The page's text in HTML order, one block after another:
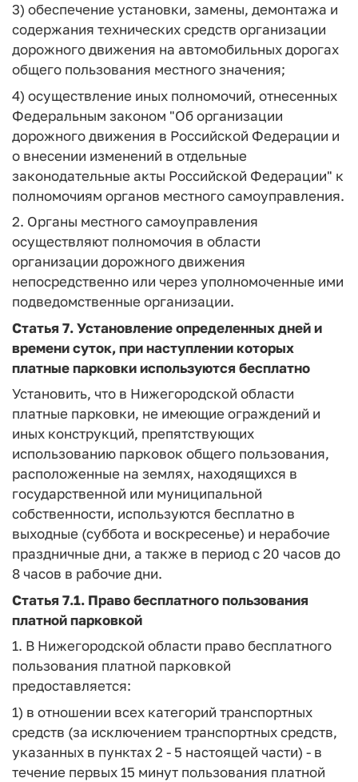
3) обеспечение установки, замены, демонтажа и
содержания технических средств организации
дорожного движения на автомобильных дорогах
общего пользования местного значения;
4) осуществление иных полномочий, отнесенных
Федеральным законом "Об организации
дорожного движения в Российской Федерации и
о внесении изменений в отдельные
законодательные акты Российской Федерации" к
полномочиям органов местного самоуправления.
2. Органы местного самоуправления
осуществляют полномочия в области
организации дорожного движения
непосредственно или через уполномоченные ими
подведомственные организации.
Статья 7.Установление определенных дней и
времени суток, при наступлении которых
платные парковки используются бесплатно
Установить, что в Нижегородской области
платные парковки, не имеющие ограждений и
иных конструкций, препятствующих
использованию парковок общего пользования,
расположенные на землях, находящихся в
государственной или муниципальной
собственности, используются бесплатно в
выходные (суббота и воскресенье) и нерабочие
праздничные дни, а также в период с 20 часов до
8 часов в рабочие дни.
Статья 7.1. Право бесплатного пользования
платной парковкой
1. В Нижегородской области право бесплатного
пользования платной парковкой
предоставляется:
1) в отношении всех категорий транспортных
средств (за исключением транспортных средств,
указанных в пунктах 2 - 5 настоящей части) - в
течение первых 15 минут пользования платной